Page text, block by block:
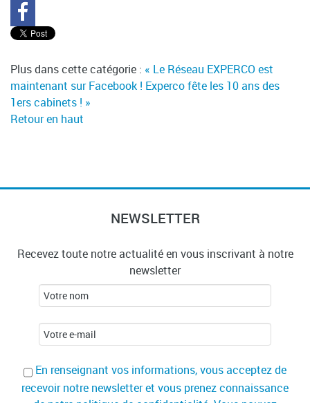
Plus dans cette catégorie : « Le Réseau EXPERCO est
maintenant sur Facebook ! Experco fête les 10 ans des
1ers cabinets ! »
Retour en haut
NEWSLETTER
Recevez toute notre actualité en vous inscrivant à notre
newsletter
En renseignant vos informations, vous acceptez de
recevoir notre newsletter et vous prenez connaissance